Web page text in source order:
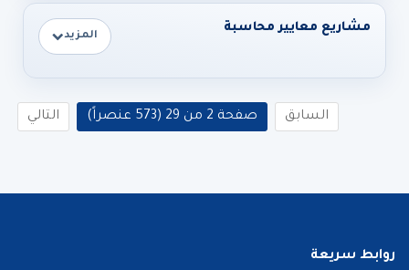
مشاريع معايير محاسبة
المزيد
السابق صفحة 2 من 29 (573 عنصراً) التالي
روابط سريعة